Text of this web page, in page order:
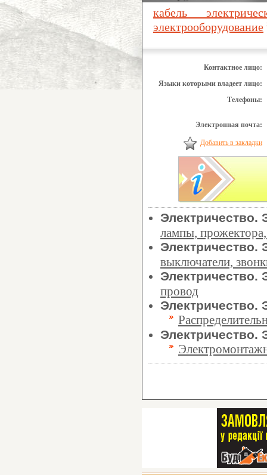
кабель
электрооборудование
Контактное лицо:
Языки которыми владеет лицо:
Телефоны:
Электронная почта:
Добавить в закладки
лампы,
выключатели,
провод
Электричество.
Электричество.